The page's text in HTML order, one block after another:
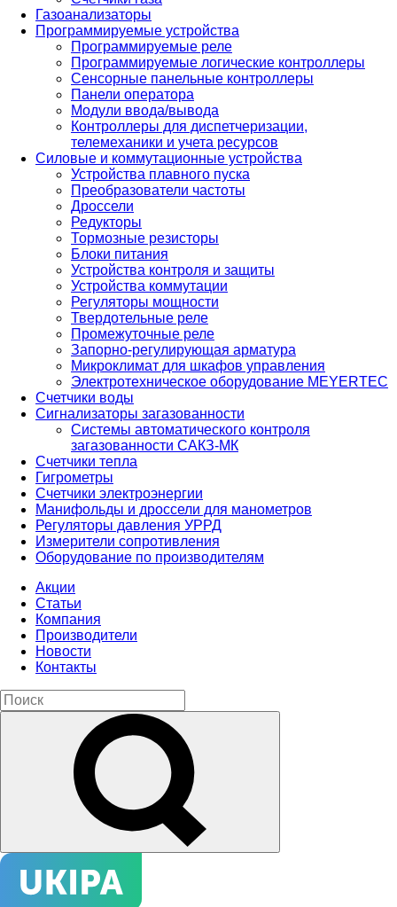
Газоанализаторы
Программируемые устройства
Программируемые реле
Программируемые логические контроллеры
Сенсорные панельные контроллеры
Панели оператора
Модули ввода/вывода
Контроллеры для диспетчеризации,
телемеханики и учета ресурсов
Силовые и коммутационные устройства
Устройства плавного пуска
Преобразователи частоты
Дроссели
Редукторы
Тормозные резисторы
Блоки питания
Устройства контроля и защиты
Устройства коммутации
Регуляторы мощности
Твердотельные реле
Промежуточные реле
Запорно-регулирующая арматура
Микроклимат для шкафов управления
Электротехническое оборудование MEYERTEC
Счетчики воды
Сигнализаторы загазованности
Системы автоматического контроля
загазованности САКЗ-МК
Счетчики тепла
Гигрометры
Счетчики электроэнергии
Манифольды и дроссели для манометров
Регуляторы давления УРРД
Измерители сопротивления
Оборудование по производителям
Акции
Статьи
Компания
Производители
Новости
Контакты